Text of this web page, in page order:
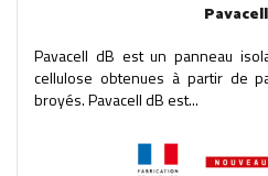
Pavacell dB est un panneau
cellulose obtenues à partir de
broyés. Pavacell dB est...